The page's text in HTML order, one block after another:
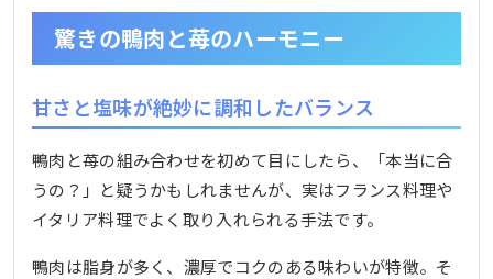
驚きの鴨肉と苺のハーモニー
甘さと塩味が絶妙に調和したバランス
鴨肉と苺の組み合わせを初めて目にしたら、「本当に合
うの？」と疑うかもしれませんが、実はフランス料理や
イタリア料理でよく取り入れられる手法です。
鴨肉は脂身が多く、濃厚でコクのある味わいが特徴。そ